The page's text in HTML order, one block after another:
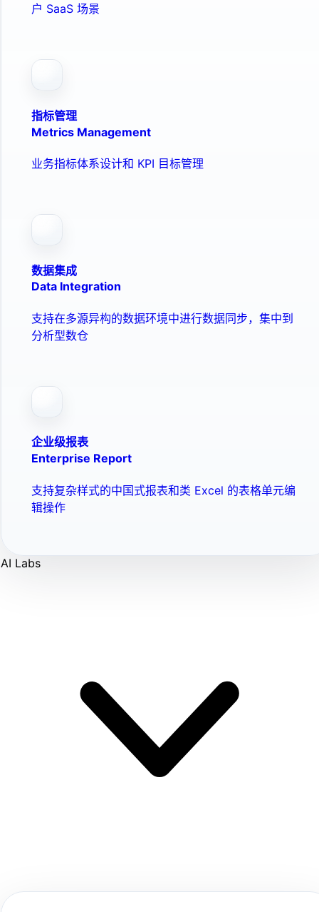
户 SaaS 场景
指标管理
Metrics Management
业务指标体系设计和 KPI 目标管理
数据集成
Data Integration
支持在多源异构的数据环境中进行数据同步，集中到
分析型数仓
企业级报表
Enterprise Report
支持复杂样式的中国式报表和类 Excel 的表格单元编
辑操作
AI Labs